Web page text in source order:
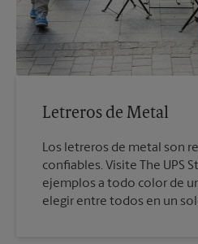
Letreros de Metal
Los letreros de metal son
confiables. Visite The UPS
ejemplos a todo color de
elegir entre todos en un